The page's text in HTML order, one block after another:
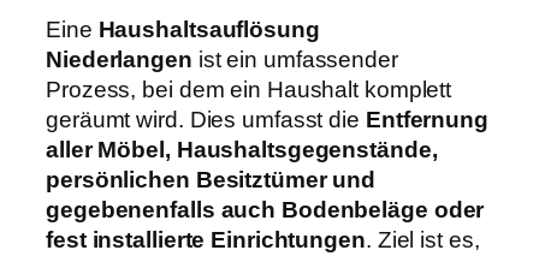
Eine Haushaltsauflösung
Niederlangen ist ein umfassender
Prozess, bei dem ein Haushalt komplett
geräumt wird. Dies umfasst die Entfernung
aller Möbel, Haushaltsgegenstände,
persönlichen Besitztümer und
gegebenenfalls auch Bodenbeläge oder
fest installierte Einrichtungen. Ziel ist es,